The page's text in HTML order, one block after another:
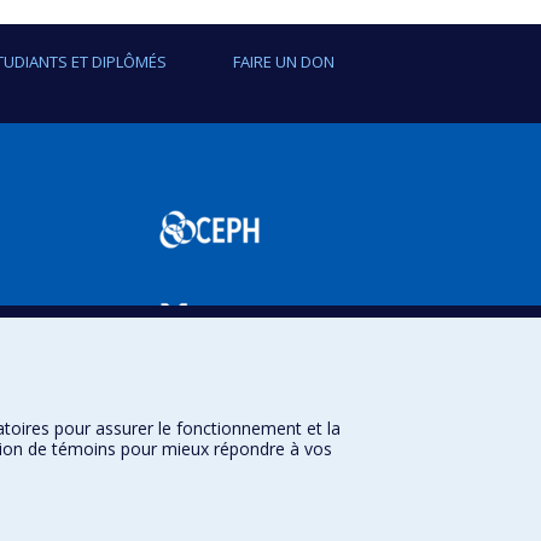
les connaissances concernant les services
chez l'enfant
ET DIPLÔMÉS FAIRE UN DON
pour assurer le fonctionnement et la
de témoins pour mieux répondre à vos